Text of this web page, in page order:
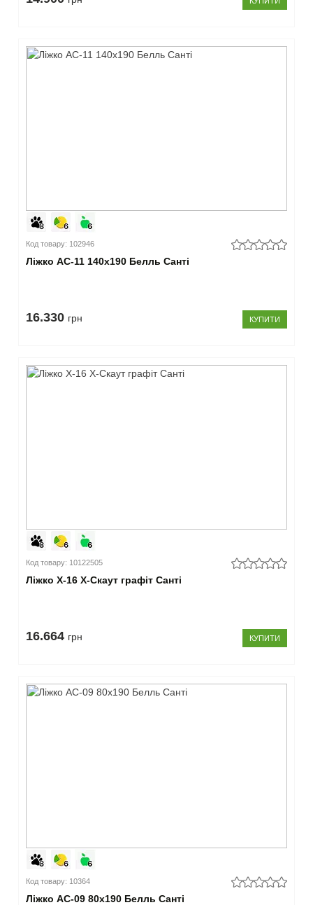
Код товару: 102946
Ліжко АС-11 140x190 Белль Санті
16.330 грн КУПИТИ
Код товару: 10122505
Ліжко Х-16 X-Скаут графіт Санті
16.664 грн КУПИТИ
Код товару: 10364
Ліжко АС-09 80x190 Белль Санті